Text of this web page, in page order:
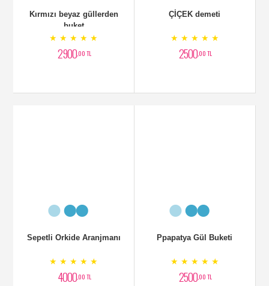
Kırmızı beyaz güllerden
buket
★ ★ ★ ★ ★
2900,00 TL
ÇİÇEK demeti
★ ★ ★ ★ ★
2500,00 TL
Sepetli Orkide Aranjmanı
★ ★ ★ ★ ★
4000,00 TL
Ppapatya Gül Buketi
★ ★ ★ ★ ★
2500,00 TL